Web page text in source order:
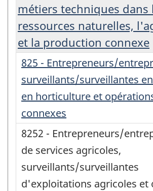
métiers techniques dans
ressources naturelles,
et la production connexe
825 - Entrepreneurs/
surveillants/surveillantes
en horticulture et
connexes
8252 - Entrepreneurs/
de services agricoles,
surveillants/surveillantes
d'exploitations agricoles et